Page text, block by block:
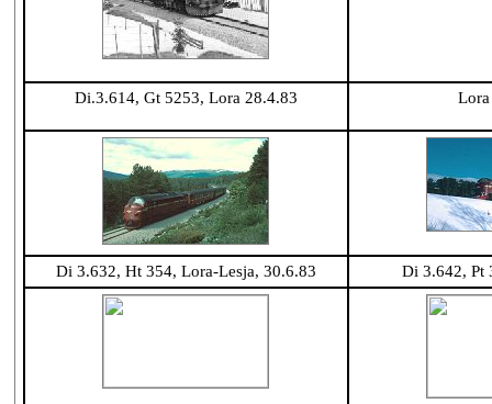
Di.3.614, Gt 5253, Lora 28.4.83
Di 3.632, Ht 354, Lora-Lesja, 30.6.83 Di 3.642, Pt